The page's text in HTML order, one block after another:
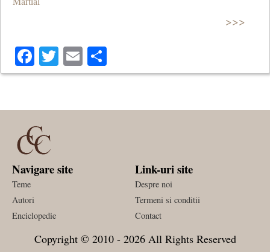
>>>
Facebook
Twitter
Email
Navigare site
Teme
Autori
Enciclopedie
Link-uri site
Despre noi
Termeni si conditii
Contact
Copyright © 2010 - 2026 All Rights Reserved